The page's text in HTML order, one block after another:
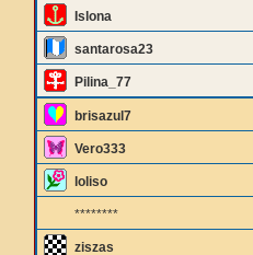
Islona
santarosa23
Pilina_77
brisazul7
Vero333
loliso
********
ziszas